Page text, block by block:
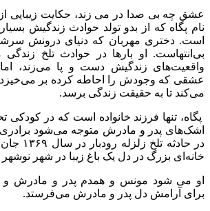
عشق چه بی صدا در می زند، حکایت زیبایی
نام پگاه که از بدو تولد حوادث زندگیش
است. دختری مهربان که دنیای درونش
بی‌انتهاست. او بارها در حوادث تلخ
واقعیت‌های زندگیش دست و پا می‌زند،
عشقی که وجودش را احاطه کرده بر
می‌کند تا به حقیقت زندگی برسد.
پگاه، تنها فرزند خانواده است که در کودکی
اشک‌های پدر و مادرش متوجه می‌شود برادری
در حادثه
خانه‌ای بزرگ در دل یک باغ زیبا در شهر
او می شود مونس و همدم پدر و مادرش و
برای آرامش دل پدر و مادرش می‌فرستد.